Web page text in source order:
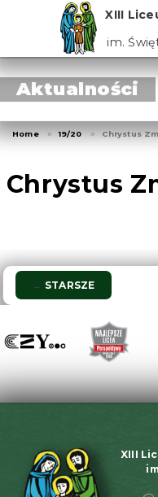
XIII
im.
Aktualności
Home 19/20 Chrystus
Chrystus
Nawigacja
wpisu
← STARSZE
XIII